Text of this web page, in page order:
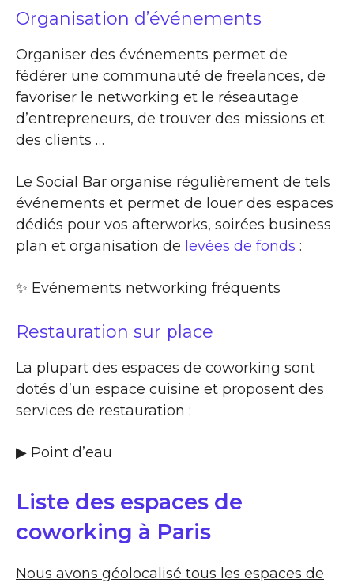
Organisation d’événements
Organiser des événements permet de
fédérer une communauté de freelances, de
favoriser le networking et le réseautage
d’entrepreneurs, de trouver des missions et
des clients …
Le Social Bar organise régulièrement de tels
événements et permet de louer des espaces
dédiés pour vos afterworks, soirées business
plan et organisation de levées de fonds :
✨​ Evénements networking fréquents
Restauration sur place
La plupart des espaces de coworking sont
dotés d’un espace cuisine et proposent des
services de restauration :
▶​ Point d’eau
Liste des espaces de
coworking à Paris
Nous avons géolocalisé tous les espaces de